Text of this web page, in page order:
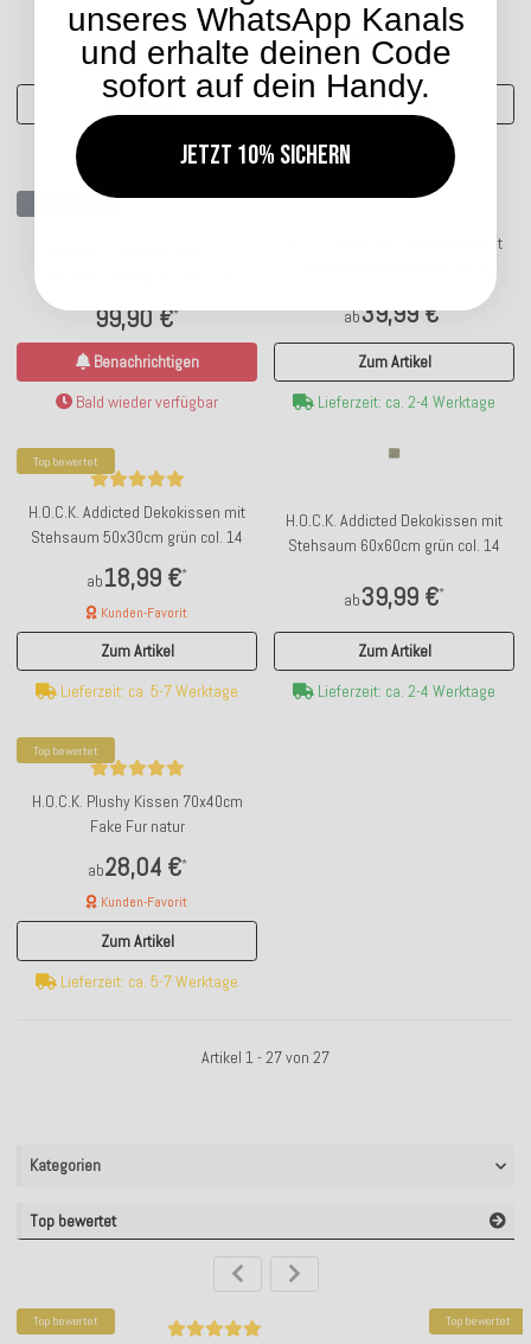
ab27,99 €*
Kunden-Favorit
Zum Artikel
Lieferzeit: ca. 2-4 Werktage
moosgrün Plüsch
ab
32,99 €*
Kunden-Favorit
Zum Artikel
Lieferzeit: ca. 5-7 Werktage
150x70cm platingrau 12513-13
99,90 €*
Benachrichtigen
Bald wieder verfügbar
H.O.C.K. Addicted Dekokissen mit
ab39,99 €*
Zum Artikel
Lieferzeit: ca. 2-4 Werktage
Top bewertet
H.O.C.K. Addicted Dekokissen mit
Stehsaum 50x30cm grün col. 14
ab18,99 €*
Kunden-Favorit
Zum Artikel
Lieferzeit: ca. 5-7 Werktage
H.O.C.K. Addicted Dekokissen mit
Stehsaum 60x60cm grün col. 14
ab39,99 €*
Zum Artikel
Lieferzeit: ca. 2-4 Werktage
Top bewertet
H.O.C.K. Plushy Kissen 70x40cm
Fake Fur natur
ab28,04 €*
Kunden-Favorit
Zum Artikel
Lieferzeit: ca. 5-7 Werktage
Artikel 1 - 27 von 27
Kategorien
Top bewertet
Top bewertet Top bewertet
unseres WhatsApp Kanals
und erhalte deinen Code
sofort auf dein Handy.
Jetzt 10% sichern